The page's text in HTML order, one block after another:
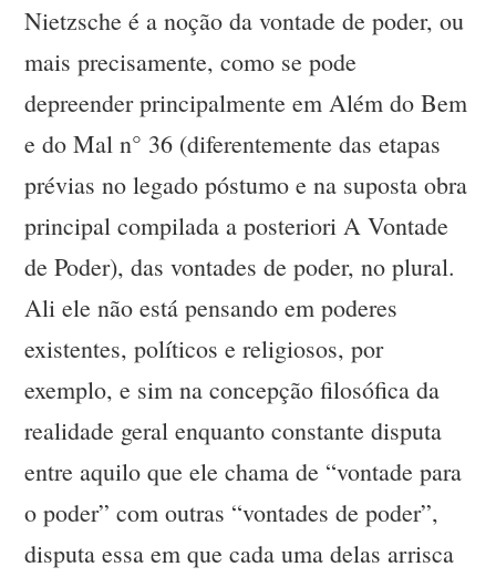
Nietzsche é a noção da vontade de poder, ou
mais precisamente, como se pode
depreender principalmente em Além do Bem
e do Mal n° 36 (diferentemente das etapas
prévias no legado póstumo e na suposta obra
principal compilada a posteriori A Vontade
de Poder), das vontades de poder, no plural.
Ali ele não está pensando em poderes
existentes, políticos e religiosos, por
exemplo, e sim na concepção filosófica da
realidade geral enquanto constante disputa
entre aquilo que ele chama de “vontade para
o poder” com outras “vontades de poder”,
disputa essa em que cada uma delas arrisca